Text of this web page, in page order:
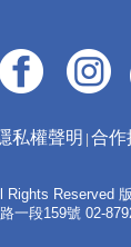
私權聲明 合作
Reserved
一段159號 02-